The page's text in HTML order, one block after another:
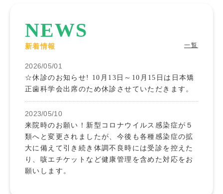
NEWS
新着情報 一覧
2026/05/01
☆休診のお知らせ! 10月13日～10月15日は日本矯
正歯科学会出席のため休診させていただきます。
2023/05/10
来院時のお願い！新型コロナウイルス感染症が５
類へと変更されましたが、今後も各種感染症の拡
大に備えて引き続き体調不良時には受診を控えた
り、咳エチケットなど健康管理を含めた対応をお
願いします。